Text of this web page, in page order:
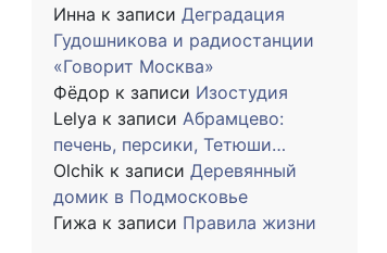
Инна к записи Деградация
Гудошникова и радиостанции
«Говорит Москва»
Фёдор к записи Изостудия
Lelya к записи Абрамцево:
печень, персики, Тетюши…
Olchik к записи Деревянный
домик в Подмосковье
Гижа к записи Правила жизни